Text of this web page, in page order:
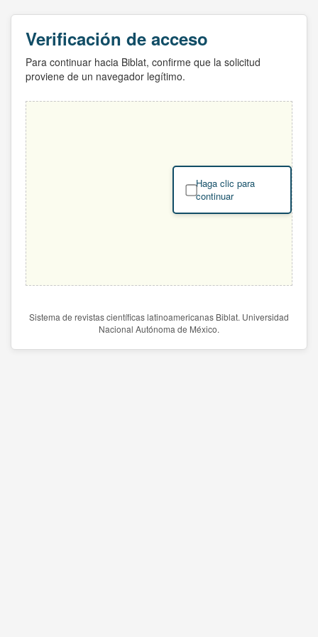
Verificación de acceso
Para continuar hacia Biblat, confirme que la solicitud
proviene de un navegador legítimo.
Haga clic para
continuar
Sistema de revistas científicas latinoamericanas Biblat. Universidad
Nacional Autónoma de México.